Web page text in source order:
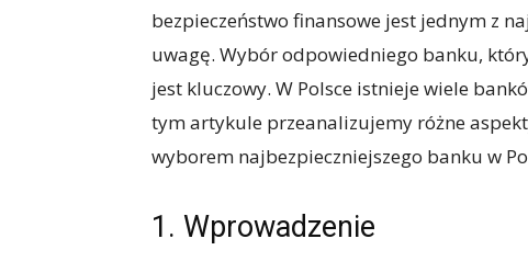
bezpieczeństwo finansowe jest jednym z
uwagę. Wybór odpowiedniego banku,
jest kluczowy. W Polsce istnieje wiele
tym artykule przeanalizujemy różne
wyborem najbezpieczniejszego banku w
1. Wprowadzenie